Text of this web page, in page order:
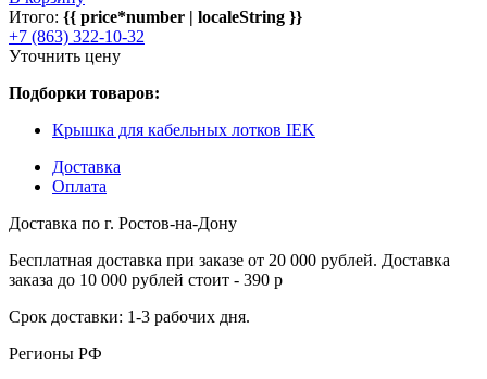
Итого: {{ price*number | localeString }}
+7 (863) 322-10-32
Уточнить цену
Подборки товаров:
Крышка для кабельных лотков IEK
Доставка
Оплата
Доставка по г. Ростов-на-Дону
Бесплатная доставка при заказе от 20 000 рублей. Доставка
заказа до 10 000 рублей стоит - 390 р
Срок доставки: 1-3 рабочих дня.
Регионы РФ